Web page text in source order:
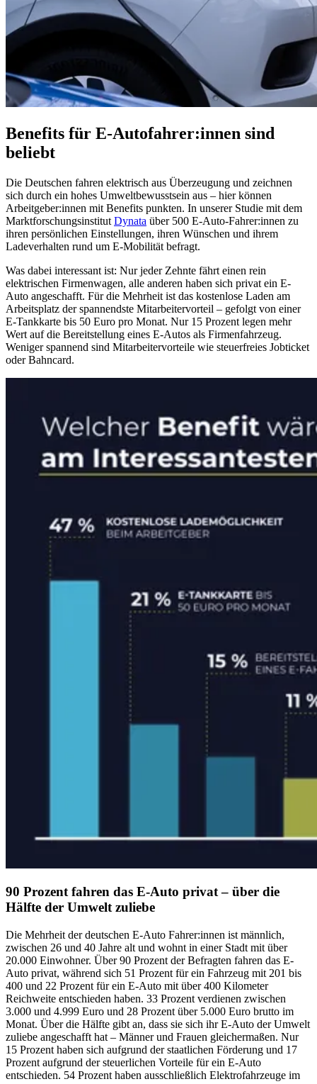
Benefits für E-Autofahrer:innen sind
beliebt
Die Deutschen fahren elektrisch aus Überzeugung und zeichnen
sich durch ein hohes Umweltbewusstsein aus – hier können
Arbeitgeber:innen mit Benefits punkten. In unserer Studie mit dem
Marktforschungsinstitut Dynata über 500 E-Auto-Fahrer:innen zu
ihren persönlichen Einstellungen, ihren Wünschen und ihrem
Ladeverhalten rund um E-Mobilität befragt.
Was dabei interessant ist: Nur jeder Zehnte fährt einen rein
elektrischen Firmenwagen, alle anderen haben sich privat ein E-
Auto angeschafft. Für die Mehrheit ist das kostenlose Laden am
Arbeitsplatz der spannendste Mitarbeitervorteil – gefolgt von einer
E-Tankkarte bis 50 Euro pro Monat. Nur 15 Prozent legen mehr
Wert auf die Bereitstellung eines E-Autos als Firmenfahrzeug.
Weniger spannend sind Mitarbeitervorteile wie steuerfreies Jobticket
oder Bahncard.
90 Prozent fahren das E-Auto privat – über die
Hälfte der Umwelt zuliebe
Die Mehrheit der deutschen E-Auto Fahrer:innen ist männlich,
zwischen 26 und 40 Jahre alt und wohnt in einer Stadt mit über
20.000 Einwohner. Über 90 Prozent der Befragten fahren das E-
Auto privat, während sich 51 Prozent für ein Fahrzeug mit 201 bis
400 und 22 Prozent für ein E-Auto mit über 400 Kilometer
Reichweite entschieden haben. 33 Prozent verdienen zwischen
3.000 und 4.999 Euro und 28 Prozent über 5.000 Euro brutto im
Monat. Über die Hälfte gibt an, dass sie sich ihr E-Auto der Umwelt
zuliebe angeschafft hat – Männer und Frauen gleichermaßen. Nur
15 Prozent haben sich aufgrund der staatlichen Förderung und 17
Prozent aufgrund der steuerlichen Vorteile für ein E-Auto
entschieden. 54 Prozent haben ausschließlich Elektrofahrzeuge im